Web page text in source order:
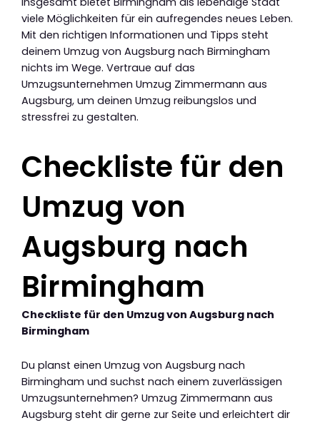
viele Möglichkeiten für ein aufregendes neues Leben.
Mit den richtigen Informationen und Tipps steht
deinem Umzug von Augsburg nach Birmingham
nichts im Wege. Vertraue auf das
Umzugsunternehmen Umzug Zimmermann aus
Augsburg, um deinen Umzug reibungslos und
stressfrei zu gestalten.
Checkliste für den
Umzug von
Augsburg nach
Birmingham
Checkliste für den Umzug von Augsburg nach
Birmingham
Du planst einen Umzug von Augsburg nach
Birmingham und suchst nach einem zuverlässigen
Umzugsunternehmen? Umzug Zimmermann aus
Augsburg steht dir gerne zur Seite und erleichtert dir